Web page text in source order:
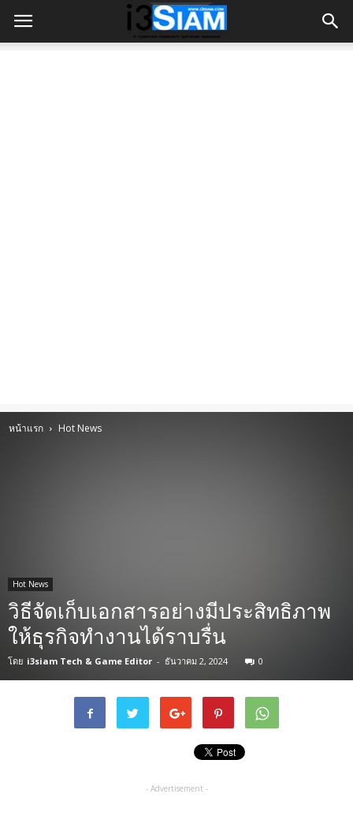
หน้าแรก Hot News
Hot News
วิธีจัดเก็บเอกสารอย่างมีประสิทธิภาพ
ให้ธุรกิจทำงานได้ราบรื่น
โดย i3siam Tech & Game Editor - ธันวาคม 2, 2024 0
- Advertisement -